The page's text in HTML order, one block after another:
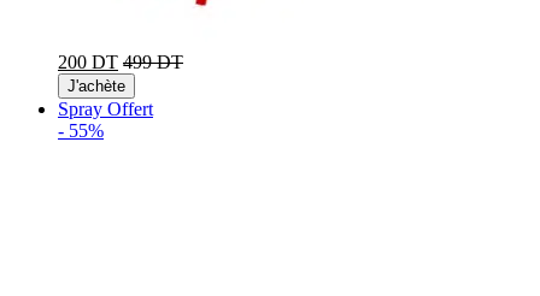
200 DT 499 DT
J'achète
Spray Offert
- 55%